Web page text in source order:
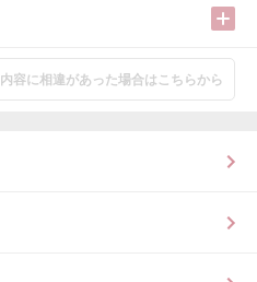
内容に相違があった場合はこちらから